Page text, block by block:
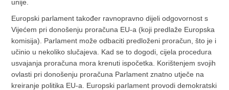
unije.
Europski parlament također ravnopravno dijeli odgovornost s
Vijećem pri donošenju proračuna EU-a (koji predlaže Europska
komisija). Parlament može odbaciti predloženi proračun, što je i
učinio u nekoliko slučajeva. Kad se to dogodi, cijela procedura
usvajanja proračuna mora krenuti ispočetka. Korištenjem svojih
ovlasti pri donošenju proračuna Parlament znatno utječe na
kreiranje politika EU-a. Europski parlament provodi demokratski